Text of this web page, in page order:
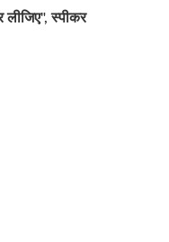
स्पीकर